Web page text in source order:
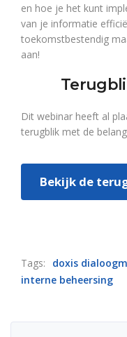
en hoe je het kunt
van je informatie
toekomstbestendig
aan!
Dit webinar heeft al
terugblik met de
Bekijk de
Tags: doxis
interne beheersing